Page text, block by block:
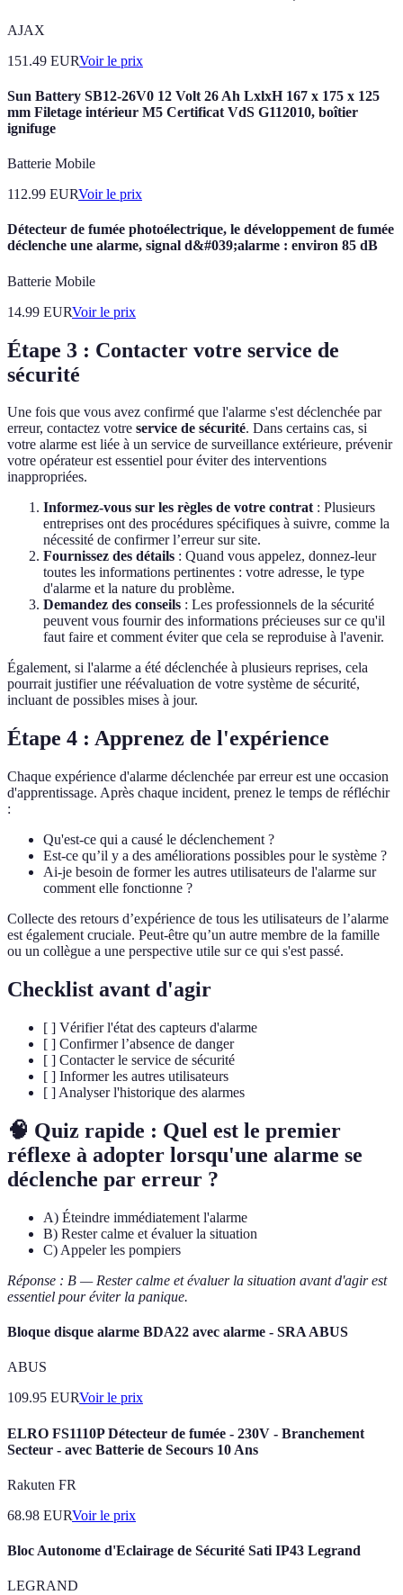
AJAX
151.49 EURVoir le prix
Sun Battery SB12-26V0 12 Volt 26 Ah LxlxH 167 x 175 x 125
mm Filetage intérieur M5 Certificat VdS G112010, boîtier
ignifuge
Batterie Mobile
112.99 EURVoir le prix
Détecteur de fumée photoélectrique, le développement de fumée
déclenche une alarme, signal d&#039;alarme : environ 85 dB
Batterie Mobile
14.99 EURVoir le prix
Étape 3 : Contacter votre service de
sécurité
Une fois que vous avez confirmé que l'alarme s'est déclenchée par
erreur, contactez votre service de sécurité. Dans certains cas, si
votre alarme est liée à un service de surveillance extérieure, prévenir
votre opérateur est essentiel pour éviter des interventions
inappropriées.
Informez-vous sur les règles de votre contrat: Plusieurs
entreprises ont des procédures spécifiques à suivre, comme la
nécessité de confirmer l’erreur sur site.
Fournissez des détails : Quand vous appelez, donnez-leur
toutes les informations pertinentes : votre adresse, le type
d'alarme et la nature du problème.
Demandez des conseils : Les professionnels de la sécurité
peuvent vous fournir des informations précieuses sur ce qu'il
faut faire et comment éviter que cela se reproduise à l'avenir.
Également, si l'alarme a été déclenchée à plusieurs reprises, cela
pourrait justifier une réévaluation de votre système de sécurité,
incluant de possibles mises à jour.
Étape 4 : Apprenez de l'expérience
Chaque expérience d'alarme déclenchée par erreur est une occasion
d'apprentissage. Après chaque incident, prenez le temps de réfléchir
:
Qu'est-ce qui a causé le déclenchement ?
Est-ce qu’il y a des améliorations possibles pour le système ?
Ai-je besoin de former les autres utilisateurs de l'alarme sur
comment elle fonctionne ?
Collecte des retours d’expérience de tous les utilisateurs de l’alarme
est également cruciale. Peut-être qu’un autre membre de la famille
ou un collègue a une perspective utile sur ce qui s'est passé.
Checklist avant d'agir
[ ] Vérifier l'état des capteurs d'alarme
[ ] Confirmer l’absence de danger
[ ] Contacter le service de sécurité
[ ] Informer les autres utilisateurs
[ ] Analyser l'historique des alarmes
🧠 Quiz rapide : Quel est le premier
réflexe à adopter lorsqu'une alarme se
déclenche par erreur ?
A) Éteindre immédiatement l'alarme
B) Rester calme et évaluer la situation
C) Appeler les pompiers
Réponse : B — Rester calme et évaluer la situation avant d'agir est
essentiel pour éviter la panique.
Bloque disque alarme BDA22 avec alarme - SRA ABUS
ABUS
109.95 EURVoir le prix
ELRO FS1110P Détecteur de fumée - 230V - Branchement
Secteur - avec Batterie de Secours 10 Ans
Rakuten FR
68.98 EURVoir le prix
Bloc Autonome d'Eclairage de Sécurité Sati IP43 Legrand
LEGRAND